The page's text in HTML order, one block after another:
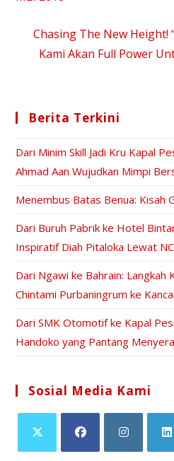
Chasing The New Height!
Kami Akan Full Power
Berita Terkini
Dari Minim Skill Jadi Kru Kapal
Ahmad Aan Wujudkan Mimpi
Menembus Batas Benua: Kisah
Dari Buruh Pabrik ke Hotel
Inspiratif Diah Pitaloka Lewat
Dari Ngawi ke Bahrain: Langkah
Chintami Purbaningrum ke
Dari SMK Otomotif ke Kapal
Handoko yang Pantang
Sosial Media Kami